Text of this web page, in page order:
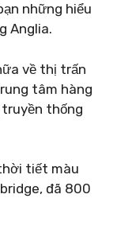
những hiểu
Anglia.
về thị trấn
tâm hàng
truyền thống
tiết màu
đã 800